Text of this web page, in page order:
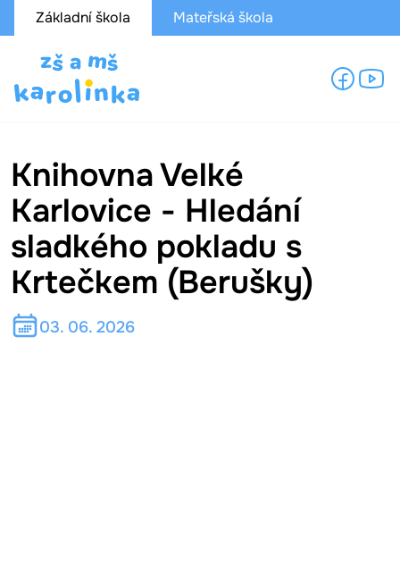
Základní škola Mateřská škola
Knihovna Velké
Karlovice - Hledání
sladkého pokladu s
Krtečkem (Berušky)
03. 06. 2026